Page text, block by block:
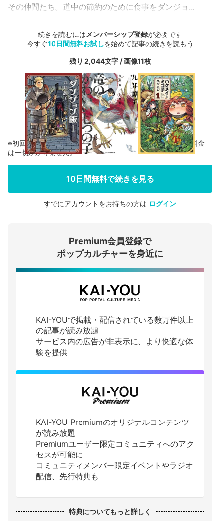
その仲間たち。道中の節約のために食事をダンジョ...
続きを読むには メンバーシップ登録が必要です
今すぐ10日間無料お試しを始めて記事の続きを読もう
残り 2,044文字 / 画像11枚
会員登録する
ログインする
※初回登録の方に限り、無料お試し期間中に解約した場合、料金
は一切かかりません。
10日間無料で続きを見る
すでにアカウントをお持ちの方は ログイン
Premium会員登録で
ポップカルチャーを身近に
KAI-YOUで掲載・配信されている数万件以上
の記事が読み放題
サービス内の広告が非表示に、より快適な体
験を提供
KAI-YOU Premiumのオリジナルコンテンツ
が読み放題
Premiumユーザー限定コミュニティへのアク
セスが可能に
コミュニティメンバー限定イベントやラジオ
配信、先行特典も
特典についてもっと詳しく